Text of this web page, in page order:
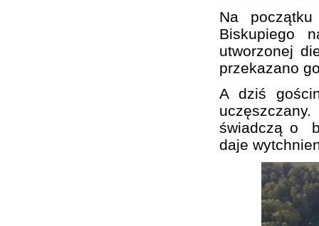
Na
Biskupiego
utworzonej
przekazano
A dziś
świadczą o
daje